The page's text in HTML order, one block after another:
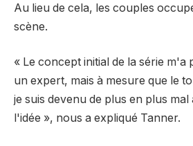
Au lieu de cela, les couples
scène.
« Le concept initial de la série m'a
un expert, mais à mesure que le
je suis devenu de plus en plus mal
l'idée », nous a expliqué Tanner.